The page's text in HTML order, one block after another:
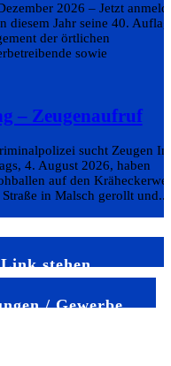
2026 – Jetzt
diesem Jahr seine 40.
der örtlichen
sowie
– Zeugenaufruf
sucht Zeugen In
4. August 2026, haben
auf den
in Malsch gerollt und...
stehen
/ Gewerbe